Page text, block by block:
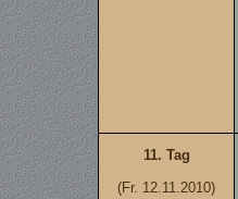
11. Tag
(Fr. 12.11.2010)